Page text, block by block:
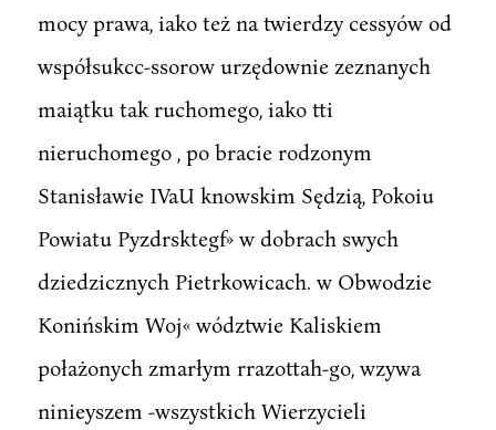
mocy prawa, iako też na twierdzy cessyów od
współsukcc-ssorow urzędownie zeznanych
maiątku tak ruchomego, iako tti
nieruchomego , po bracie rodzonym
Stanisławie IVaU knowskim Sędzią, Pokoiu
Powiatu Pyzdrsktegf» w dobrach swych
dziedzicznych Pietrkowicach. w Obwodzie
Konińskim Woj« wództwie Kaliskiem
połażonych zmarłym rrazottah-go, wzywa
ninieyszem -wszystkich Wierzycieli